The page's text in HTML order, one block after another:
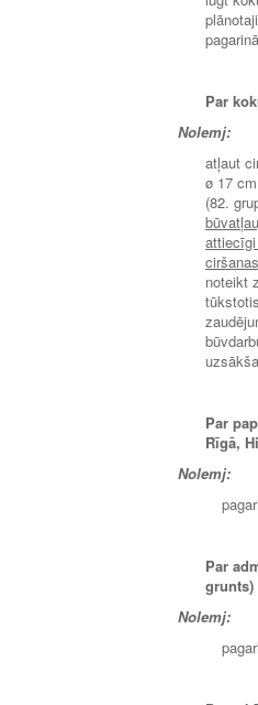
Par
Nolemj:
atļaut
ø 17
(82.
noteikt
Par
Rīgā,
Nolemj:
Par
grunts)
Nolemj: